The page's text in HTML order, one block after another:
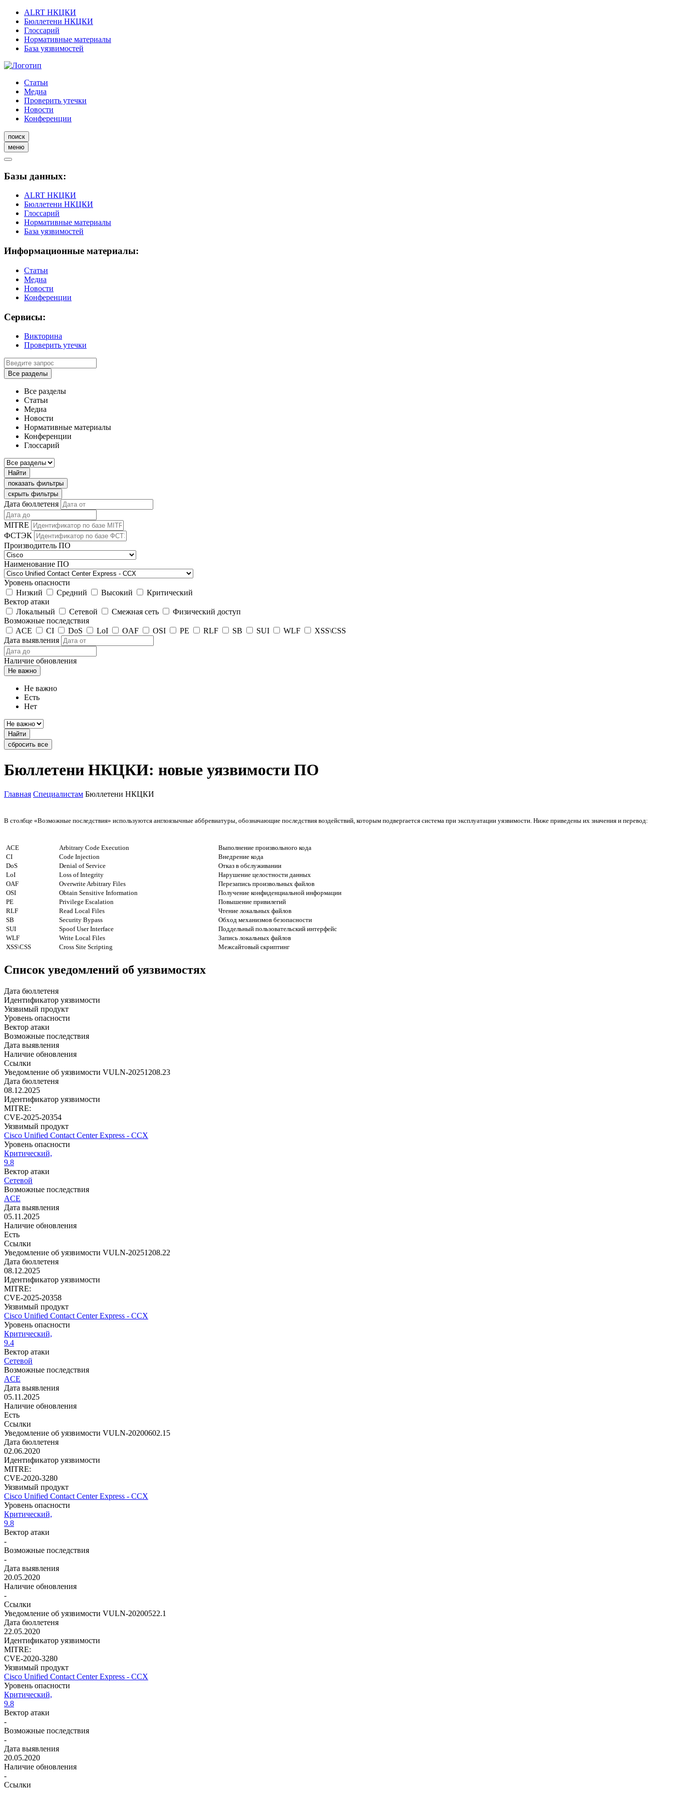
ALRT НКЦКИ
Бюллетени НКЦКИ
Глоссарий
Нормативные материалы
База уязвимостей
Статьи
Медиа
Проверить утечки
Новости
Конференции
поиск
меню
Базы данных:
ALRT НКЦКИ
Бюллетени НКЦКИ
Глоссарий
Нормативные материалы
База уязвимостей
Информационные материалы:
Статьи
Медиа
Новости
Конференции
Сервисы:
Викторина
Проверить утечки
Все разделы
Все разделы
Статьи
Медиа
Новости
Нормативные материалы
Конференции
Глоссарий
Найти
показать фильтры
скрыть фильтры
Дата бюллетеня
MITRE
ФСТЭК
Производитель ПО
Наименование ПО
Уровень опасности
Низкий
Средний Высокий
Критический
Вектор атаки
Локальный
Сетевой Смежная сеть
Физический доступ
Возможные последствия
ACE
CI DoS LoI OAF OSI PE RLF SB SUI WLF
XSS\CSS
Дата выявления
Наличие обновления
Не важно
Не важно
Есть
Нет
Найти
сбросить все
Бюллетени НКЦКИ: новые уязвимости ПО
Главная Специалистам Бюллетени НКЦКИ
В столбце «Возможные последствия» используются англоязычные аббревиатуры, обозначающие последствия воздействий, которым подвергается система при эксплуатации уязвимости. Ниже приведены их значения и перевод:
ACE Arbitrary Code Execution
Выполнение произвольного кода
CI
Code Injection
Внедрение кода
DoS
Denial of Service
Отказ в обслуживании
LoI
Loss of Integrity
Нарушение целостности данных
OAF
Overwrite Arbitrary Files
Перезапись произвольных файлов
OSI
Obtain Sensitive Information
Получение конфиденциальной информации
PE
Privilege Escalation
Повышение привилегий
RLF
Read Local Files
Чтение локальных файлов
SB
Security Bypass
Обход механизмов безопасности
SUI
Spoof User Interface
Поддельный пользовательский интерфейс
WLF
Write Local Files
Запись локальных файлов
XSS\CSS
Cross Site Scripting Межсайтовый скриптинг
Список уведомлений об уязвимостях
Дата бюллетеня
Идентификатор уязвимости
Уязвимый продукт
Уровень опасности
Вектор атаки
Возможные последствия
Дата выявления
Наличие обновления
Ссылки
Уведомление об уязвимости VULN-20251208.23
Дата бюллетеня
08.12.2025
Идентификатор уязвимости
MITRE:
CVE-2025-20354
Уязвимый продукт
Cisco Unified Contact Center Express - CCX
Уровень опасности
Критический,
9.8
Вектор атаки
Сетевой
Возможные последствия
ACE
Дата выявления
05.11.2025
Наличие обновления
Есть
Ссылки
Уведомление об уязвимости VULN-20251208.22
Дата бюллетеня
08.12.2025
Идентификатор уязвимости
MITRE:
CVE-2025-20358
Уязвимый продукт
Cisco Unified Contact Center Express - CCX
Уровень опасности
Критический,
9.4
Вектор атаки
Сетевой
Возможные последствия
ACE
Дата выявления
05.11.2025
Наличие обновления
Есть
Ссылки
Уведомление об уязвимости VULN-20200602.15
Дата бюллетеня
02.06.2020
Идентификатор уязвимости
MITRE:
CVE-2020-3280
Уязвимый продукт
Cisco Unified Contact Center Express - CCX
Уровень опасности
Критический,
9.8
Вектор атаки
-
Возможные последствия
-
Дата выявления
20.05.2020
Наличие обновления
-
Ссылки
Уведомление об уязвимости VULN-20200522.1
Дата бюллетеня
22.05.2020
Идентификатор уязвимости
MITRE:
CVE-2020-3280
Уязвимый продукт
Cisco Unified Contact Center Express - CCX
Уровень опасности
Критический,
9.8
Вектор атаки
-
Возможные последствия
-
Дата выявления
20.05.2020
Наличие обновления
-
Ссылки